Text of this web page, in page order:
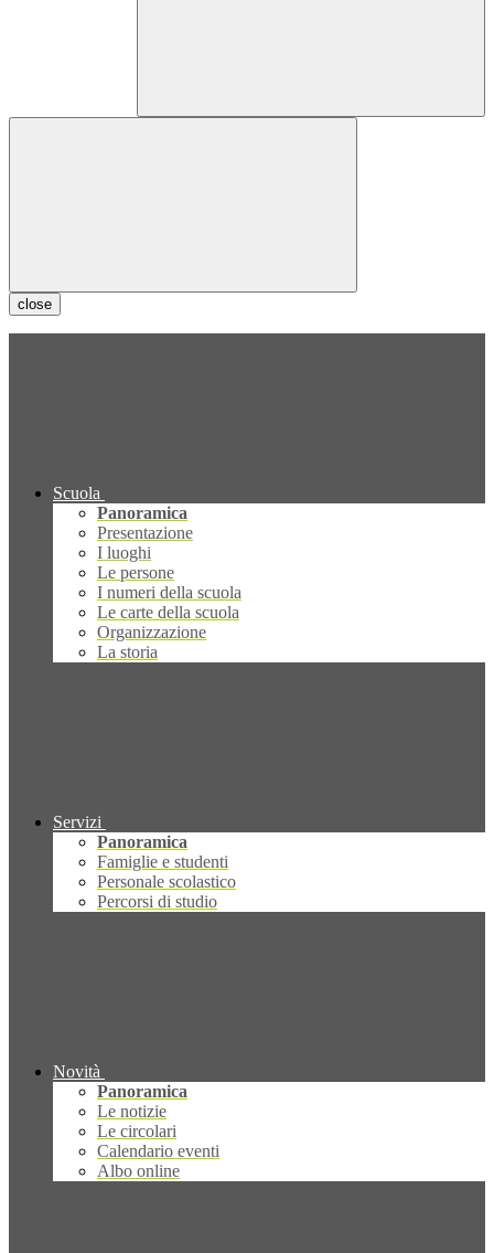
close
Scuola
Panoramica
Presentazione
I luoghi
Le persone
I numeri della scuola
Le carte della scuola
Organizzazione
La storia
Servizi
Panoramica
Famiglie e studenti
Personale scolastico
Percorsi di studio
Novità
Panoramica
Le notizie
Le circolari
Calendario eventi
Albo online